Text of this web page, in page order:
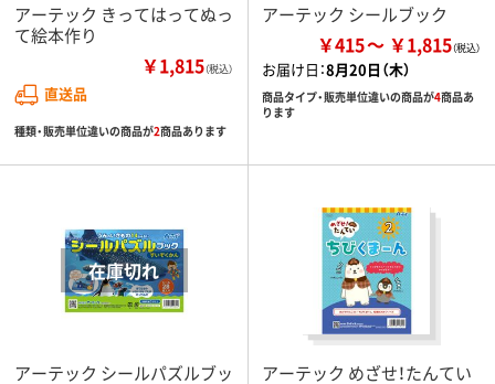
アーテック きってはってぬっ
て絵本作り
￥1,815（税込）
直送品
種類・販売単位違いの商品が2商品あります
アーテック シールブック
￥415 ￥1,815
お届け日：8月20日（木）
商品タイプ・販売単位違いの商品が4商品あ
ります
アーテック シールパズルブッ
アーテック めざせ！たんてい